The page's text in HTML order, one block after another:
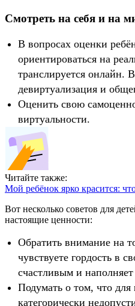
Смотреть на себя и на
В вопросах оценки
ориентироваться на
транслируется онлайн.
девиртуализация и
Оценить свою
виртуальности.
Читайте также:
Мой ребёнок ярко красится:
Вот несколько советов для
настоящие ценности:
Обратить внимание на
чувствуете гордость в
счастливым и
Подумать о том, что
категорически